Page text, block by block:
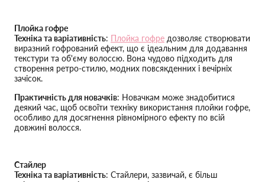
Плойка гофре
Техніка та варіативність: Плойка гофре дозволяє створювати
виразний гофрований ефект, що є ідеальним для додавання
текстури та об'єму волоссю. Вона чудово підходить для
створення ретро-стилю, модних повсякденних і вечірніх
зачісок.
Практичність для новачків: Новачкам може знадобитися
деякий час, щоб освоїти техніку використання плойки гофре,
особливо для досягнення рівномірного ефекту по всій
довжині волосся.
Стайлер
Техніка та варіативність: Стайлери, зазвичай, є більш